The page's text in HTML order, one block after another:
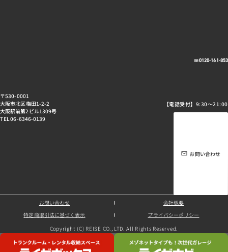
〒530-0001
大阪市北区梅田1-2-2
大阪駅前第2ビル1309号
TEL 06-6346-0139
0120-161-853
【電話受付】9:30～21:00
お問い合わせ
お問い合わせ 会社概要
特定商取引法に基づく表示 プライバシーポリシー
Copyright (C) REISE CO., LTD. All Rights Reserved.